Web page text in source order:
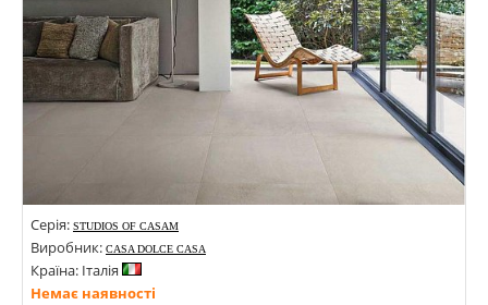
Серія: STUDIOS OF CASAM
Виробник: CASA DOLCE CASA
Країна: Італія
Немає наявності